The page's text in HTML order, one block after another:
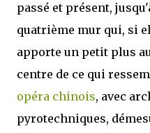
passé et présent,
quatrième mur qui, si
apporte un petit plus
centre de ce qui
opéra chinois, avec
pyrotechniques,